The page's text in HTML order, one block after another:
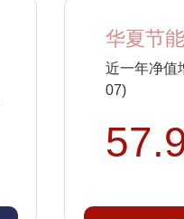
华夏节
近一年净值
07)